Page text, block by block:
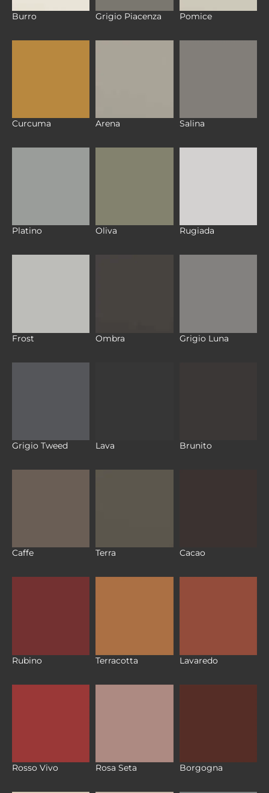
Burro Grigio Piacenza Pomice
Curcuma Arena Salina
Platino Oliva Rugiada
Frost Ombra Grigio Luna
Grigio Tweed Lava Brunito
Caffe Terra Cacao
Rubino Terracotta Lavaredo
Rosso Vivo Rosa Seta Borgogna